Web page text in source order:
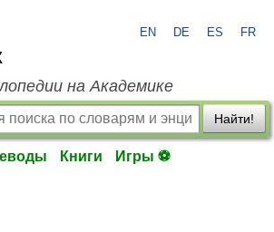
EN DE ES FR
на Академике
Найти!
Книги Игры ⚽